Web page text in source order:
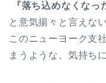
『落ち込めなくなっ
と意気揚々と言えな
このニューヨーク支
まうような、気持ち